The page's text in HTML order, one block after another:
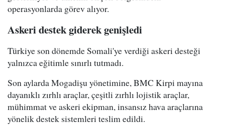
operasyonlarda görev alıyor.
Askeri destek giderek genişledi
Türkiye son dönemde Somali'ye verdiği askeri desteği
yalnızca eğitimle sınırlı tutmadı.
Son aylarda Mogadişu yönetimine, BMC Kirpi mayına
dayanıklı zırhlı araçlar, çeşitli zırhlı lojistik araçlar,
mühimmat ve askeri ekipman, insansız hava araçlarına
yönelik destek sistemleri teslim edildi.